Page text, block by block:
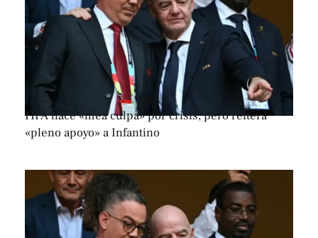
FIFA hace «mea culpa» por crisis, pero reitera
«pleno apoyo» a Infantino